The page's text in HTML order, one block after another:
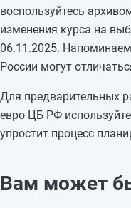
28.10.2025
27.10.2025
26.10.2025
25.10.2025
23.10.2025
воспользуйтесь
изменения курса на
06.11.2025.
России могут
Для предварительных
евро ЦБ РФ
упростит процесс
Вам может